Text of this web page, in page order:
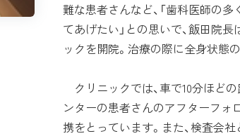
難な患者さんなど、「歯科医師の
てあげたい」との思いで、飯田院
ックを開院。治療の際に全身状態
クリニックでは、車で10分ほど
ンターの患者さんのアフターフォ
携をとっています。また、検査会